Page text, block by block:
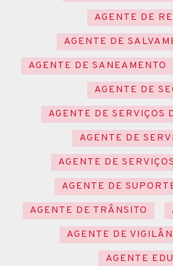
AGENTE DE
AGENTE DE
AGENTE DE SANEAMENTO
AGENTE DE
AGENTE DE SERVIÇOS
AGENTE DE
AGENTE DE
AGENTE DE
AGENTE DE TRÂNSITO
AGENTE DE
AGENTE